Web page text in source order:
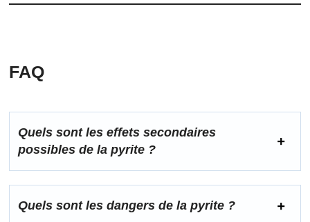
FAQ
Quels sont les effets secondaires
possibles de la pyrite ?
Quels sont les dangers de la pyrite ?